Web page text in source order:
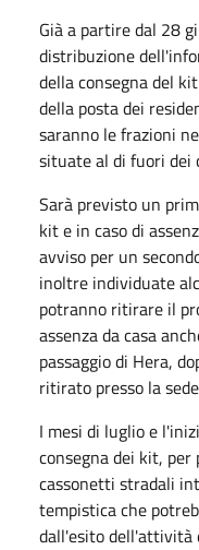
Già a partire dal 28
distribuzione
della consegna del
della posta dei
saranno le frazioni
situate al di fuori dei
Sarà previsto un
kit e in caso di
avviso per un
inoltre individuate
potranno ritirare il
assenza da casa
passaggio di Hera,
ritirato presso la
I mesi di luglio e
consegna dei kit, per
cassonetti stradali
tempistica che
dall'esito dell'attività